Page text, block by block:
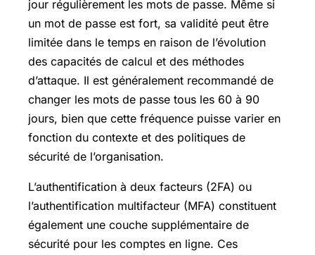
jour régulièrement les mots de passe. Même si
un mot de passe est fort, sa validité peut être
limitée dans le temps en raison de l’évolution
des capacités de calcul et des méthodes
d’attaque. Il est généralement recommandé de
changer les mots de passe tous les 60 à 90
jours, bien que cette fréquence puisse varier en
fonction du contexte et des politiques de
sécurité de l’organisation.
L’authentification à deux facteurs (2FA) ou
l’authentification multifacteur (MFA) constituent
également une couche supplémentaire de
sécurité pour les comptes en ligne. Ces